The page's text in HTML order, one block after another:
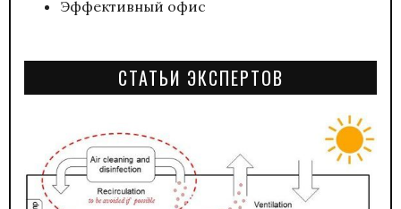
Эффективный офис
СТАТЬИ ЭКСПЕРТОВ